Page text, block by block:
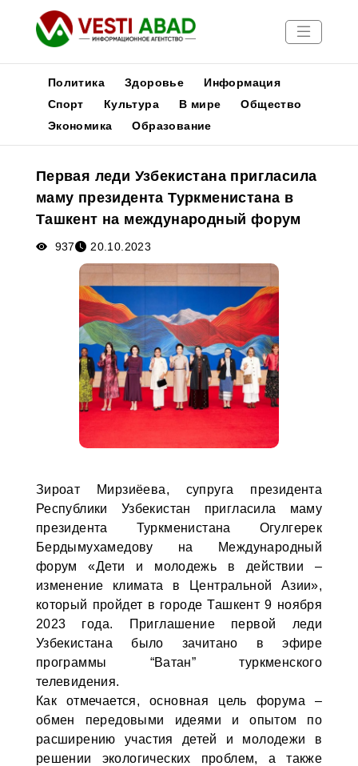
Новости
Медиа
Афиша
Политика Здоровье
Информация
Спорт
Культура В мире
Общество
Экономика
Образование
Первая леди Узбекистана пригласила
маму президента Туркменистана в
Ташкент на международный форум
937 20.10.2023
Зироат Мирзиёева, супруга президента
Республики Узбекистан пригласила маму
президента Туркменистана Огулгерек
Бердымухамедову на Международный
форум «Дети и молодежь в действии –
изменение климата в Центральной Азии»,
который пройдет в городе Ташкент 9 ноября
2023 года. Приглашение первой леди
Узбекистана было зачитано в эфире
программы “Ватан” туркменского
телевидения.
Как отмечается, основная цель форума –
обмен передовыми идеями и опытом по
расширению участия детей и молодежи в
решении экологических проблем, а также